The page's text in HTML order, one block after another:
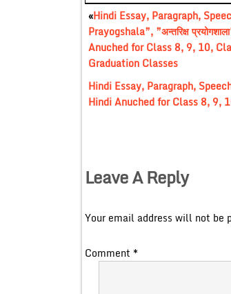
«Hindi Essay, Paragraph,
Prayogshala”, ”अन्तरिक्ष
Anuched for Class 8, 9, 10,
Graduation Classes
Hindi Essay, Paragraph,
Hindi Anuched for Class 8, 9,
Leave A Reply
Your email address will not be
Comment *